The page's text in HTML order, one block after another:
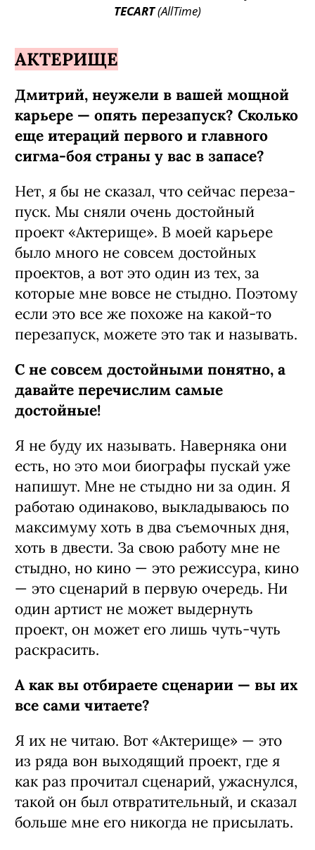
TECART(AllTime)
АКТЕРИЩЕ
Дмитрий, неужели в вашей мощной
карьере — опять перезапуск? Сколь­ко
еще итераций первого и главного
сигма-боя страны у вас в запасе?
Нет, я бы не сказал, что сейчас переза­
пуск. Мы сняли очень достойный
проект «Актерище». В моей карьере
было мно­го не совсем достойных
проектов, а вот это один из тех, за
которые мне вовсе не стыдно. Поэтому
если это все же похоже на какой-то
перезапуск, можете это так и называть.
С не совсем достойными понят­но, а
давайте перечислим самые
достойные!
Я не буду их называть. Наверняка они
есть, но это мои биографы пускай уже
напишут. Мне не стыдно ни за один. Я
работаю одинаково, выкладываюсь по
максимуму хоть в два съемочных дня,
хоть в двести. За свою работу мне не
стыдно, но кино — это режиссура, кино
— это сценарий в первую очередь. Ни
один артист не может выдернуть
проект, он может его лишь чуть-чуть
раскрасить.
А как вы отбираете сценарии — вы их
все сами читаете?
Я их не читаю. Вот «Актерище» — это
из ряда вон выходящий проект, где я
как раз прочитал сценарий, ужаснулся,
такой он был отвратительный, и сказал
больше мне его никогда не присылать.